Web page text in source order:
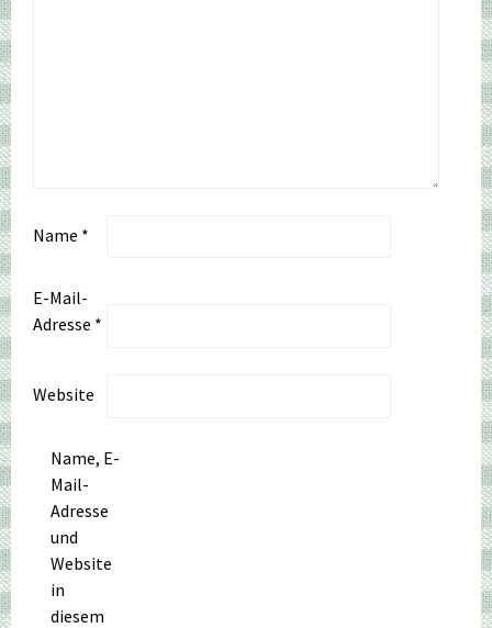
Name *
E-Mail-
Adresse *
Website
Name, E-
Mail-
Adresse
und
Website
in
diesem